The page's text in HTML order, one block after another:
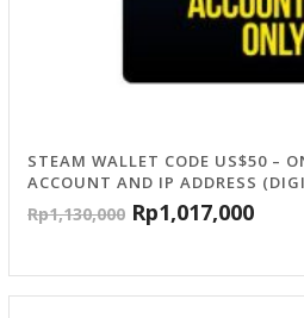
STEAM WALLET CODE US$50 –
ACCOUNT AND IP ADDRESS
Rp1,130,000 Rp1,017,000